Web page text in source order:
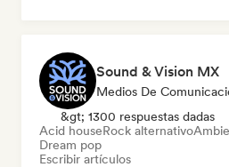
Sound & Vision MX
Medios De
&gt; 1300 respuestas dadas
Acid houseRock alternativo
Dream pop
Escribir artículos